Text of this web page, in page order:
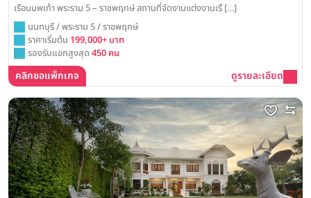
เรือนนพเก้า พระราม 5 – ราชพฤกษ์ สถานที่จัดงานแต่งงานเรื […]
นนทบุรี / พระราม 5 / ราชพฤกษ์
ราคาเริ่มต้น 199,000+ บาท
รองรับแขกสูงสุด 450 คน
คลิกขอแพ็กเกจ ดูรายละเอียด